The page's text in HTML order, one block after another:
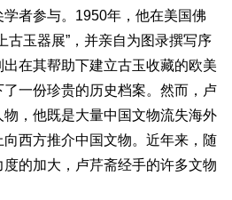
者参与。1950年，他在美国佛
古玉器展”，并亲自为图录撰写序
在其帮助下建立古玉收藏的欧美
一份珍贵的历史档案。然而，卢
，他既是大量中国文物流失海外
西方推介中国文物。近年来，随
的加大，卢芹斋经手的许多文物